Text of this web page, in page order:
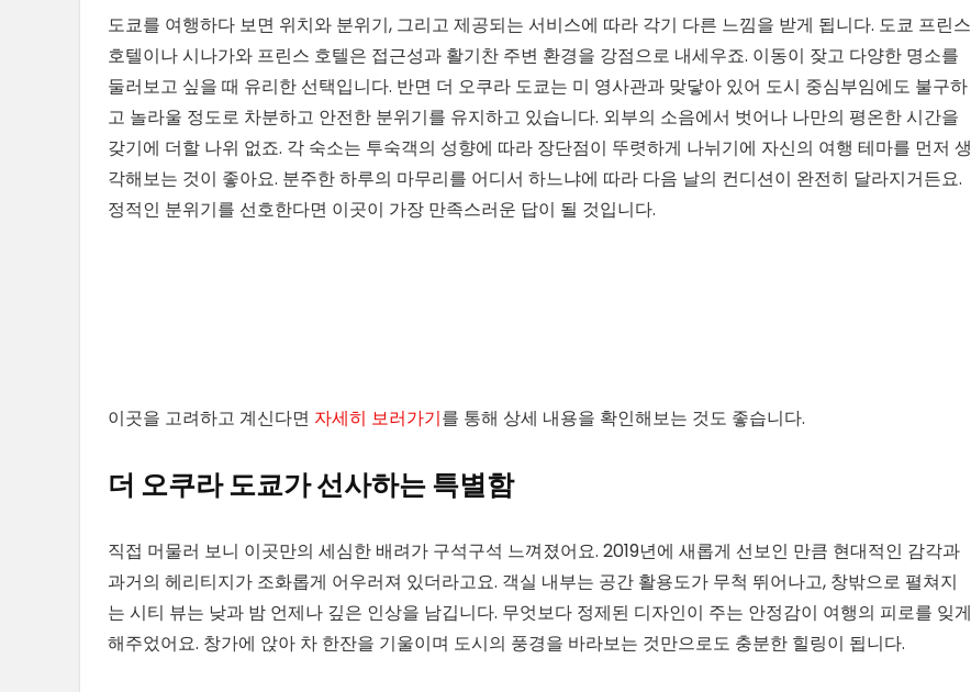
도쿄를 여행하다 보면 위치와 분위기, 그리고 제공되는 서비스에 따라 각기 다른 느낌을 받게 됩니다. 도쿄 프린스
호텔이나 시나가와 프린스 호텔은 접근성과 활기찬 주변 환경을 강점으로 내세우죠. 이동이 잦고 다양한 명소를
둘러보고 싶을 때 유리한 선택입니다. 반면 더 오쿠라 도쿄는 미 영사관과 맞닿아 있어 도시 중심부임에도 불구하
고 놀라울 정도로 차분하고 안전한 분위기를 유지하고 있습니다. 외부의 소음에서 벗어나 나만의 평온한 시간을
갖기에 더할 나위 없죠. 각 숙소는 투숙객의 성향에 따라 장단점이 뚜렷하게 나뉘기에 자신의 여행 테마를 먼저 생
각해보는 것이 좋아요. 분주한 하루의 마무리를 어디서 하느냐에 따라 다음 날의 컨디션이 완전히 달라지거든요.
정적인 분위기를 선호한다면 이곳이 가장 만족스러운 답이 될 것입니다.
이곳을 고려하고 계신다면 자세히 보러가기를 통해 상세 내용을 확인해보는 것도 좋습니다.
더 오쿠라 도쿄가 선사하는 특별함
직접 머물러 보니 이곳만의 세심한 배려가 구석구석 느껴졌어요. 2019년에 새롭게 선보인 만큼 현대적인 감각과
과거의 헤리티지가 조화롭게 어우러져 있더라고요. 객실 내부는 공간 활용도가 무척 뛰어나고, 창밖으로 펼쳐지
는 시티 뷰는 낮과 밤 언제나 깊은 인상을 남깁니다. 무엇보다 정제된 디자인이 주는 안정감이 여행의 피로를 잊게
해주었어요. 창가에 앉아 차 한잔을 기울이며 도시의 풍경을 바라보는 것만으로도 충분한 힐링이 됩니다.